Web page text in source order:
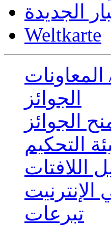
الجديدة
Weltkarte
المعاونات
الجوائز
الجوائز
التحكيم
اللافتات
تبرعات